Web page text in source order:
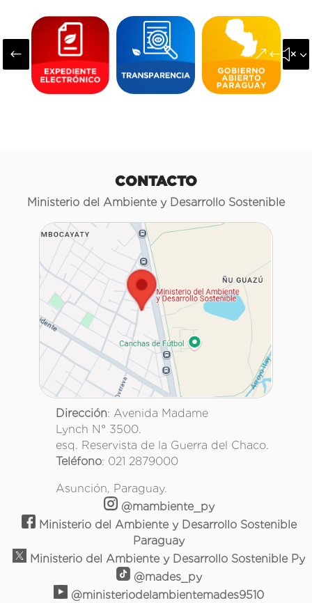
#
CONTACTO
Ministerio del Ambiente y Desarrollo Sostenible
Dirección: Avenida Madame
Lynch N° 3500.
esq. Reservista de la Guerra del Chaco.
Teléfono: 021 2879000
Asunción, Paraguay.
@mambiente_py
Ministerio del Ambiente y Desarrollo Sostenible
Paraguay
Ministerio del Ambiente y Desarrollo Sostenible Py
@mades_py
@ministeriodelambientemades9510